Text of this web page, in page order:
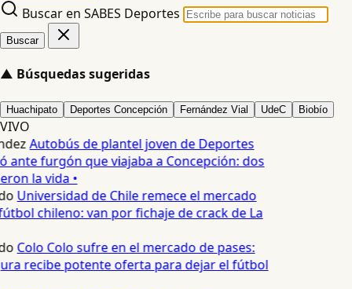
Buscar en SABES Deportes
Buscar
▲ Búsquedas sugeridas
Huachipato Deportes Concepción Fernández Vial UdeC Biobío
VIVO
Autobús de plantel joven de Deportes
ante furgón que viajaba a Concepción: dos
la vida •
Universidad de Chile remece el mercado
chileno: van por fichaje de crack de La
Colo Colo sufre en el mercado de pases:
recibe potente oferta para dejar el fútbol